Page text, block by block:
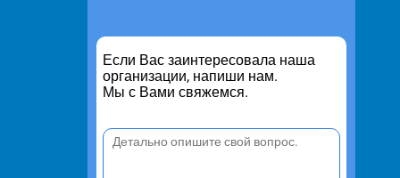
Если Вас заинтересовала наша
организации, напиши нам.
Мы с Вами свяжемся.
Дропшиппинг
Транспортные услуги
Информация
Политика конфиденциальности